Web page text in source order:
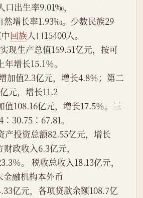
口出生率9.01‰，
增长率1.93‰。少数民族29
回族人口15400人。
增长15.1％。
加值2.3亿元，增长4.8％；第二
元，增长11.2
值108.16亿元，增长17.5％。三
。
产投资总额82.55亿元，增长
政收入6.3亿元，
％。 税收总收入18.13亿元，
金融机构本外币
亿元，各项贷款余额108.7亿